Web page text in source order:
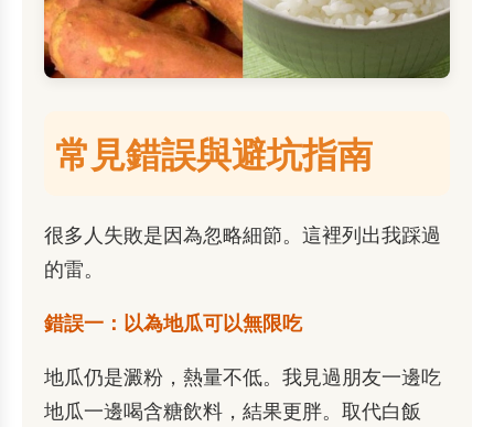
常見錯誤與避坑指南
很多人失敗是因為忽略細節。這裡列出我踩過
的雷。
錯誤一：以為地瓜可以無限吃
地瓜仍是澱粉，熱量不低。我見過朋友一邊吃
地瓜一邊喝含糖飲料，結果更胖。取代白飯